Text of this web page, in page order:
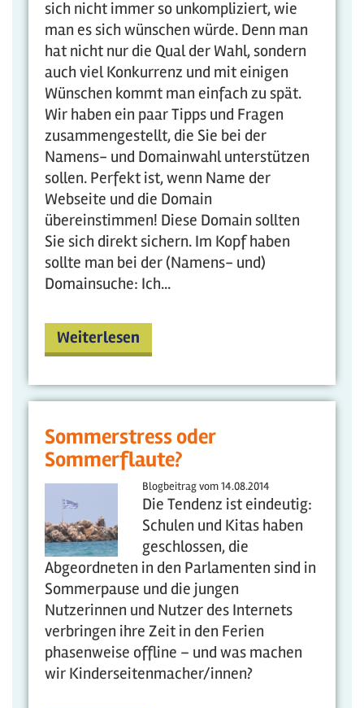
sich nicht immer so unkompliziert, wie
man es sich wünschen würde. Denn man
hat nicht nur die Qual der Wahl, sondern
auch viel Konkurrenz und mit einigen
Wünschen kommt man einfach zu spät.
Wir haben ein paar Tipps und Fragen
zusammengestellt, die Sie bei der
Namens- und Domainwahl unterstützen
sollen. Perfekt ist, wenn Name der
Webseite und die Domain
übereinstimmen! Diese Domain sollten
Sie sich direkt sichern. Im Kopf haben
sollte man bei der (Namens- und)
Domainsuche: Ich...
Weiterlesen
Sommerstress oder
Sommerflaute?
Blogbeitrag vom14.08.2014
Die Tendenz ist eindeutig:
Schulen und Kitas haben
geschlossen, die
Abgeordneten in den Parlamenten sind in
Sommerpause und die jungen
Nutzerinnen und Nutzer des Internets
verbringen ihre Zeit in den Ferien
phasenweise offline – und was machen
wir Kinderseitenmacher/innen?